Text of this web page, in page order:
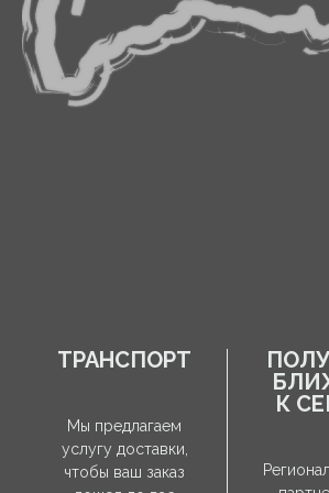
ТРАНСПОРТ
Мы предлагаем
услугу доставки,
чтобы ваш заказ
К